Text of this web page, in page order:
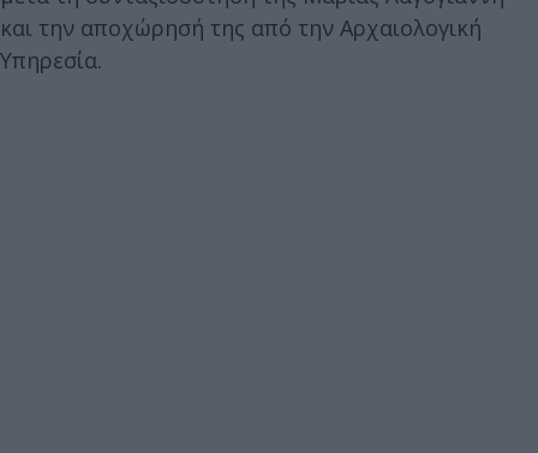
και την αποχώρησή της από την Αρχαιολογική
Υπηρεσία.